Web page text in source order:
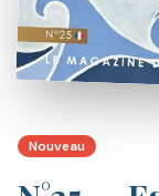
Nouveau